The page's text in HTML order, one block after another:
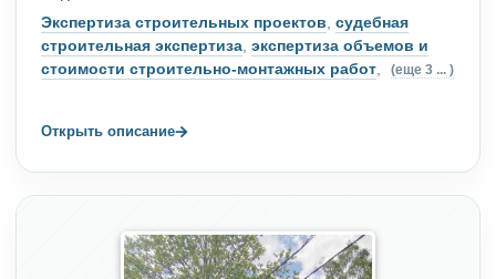
Экспертиза строительных проектов, судебная
строительная экспертиза, экспертиза объемов и
стоимости строительно-монтажных работ, (еще 3 ... )
Открыть описание→